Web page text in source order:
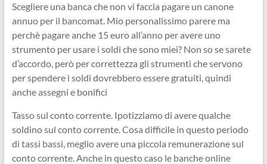
Scegliere una banca che non vi faccia pagare un canone
annuo per il bancomat. Mio personalissimo parere ma
perchè pagare anche 15 euro all’anno per avere uno
strumento per usare i soldi che sono miei? Non so se sarete
d’accordo, però per correttezza gli strumenti che servono
per spendere i soldi dovrebbero essere gratuiti, quindi
anche assegni e bonifici
Tasso sul conto corrente. Ipotizziamo di avere qualche
soldino sul conto corrente. Cosa difficile in questo periodo
di tassi bassi, meglio avere una piccola remunerazione sul
conto corrente. Anche in questo caso le banche online